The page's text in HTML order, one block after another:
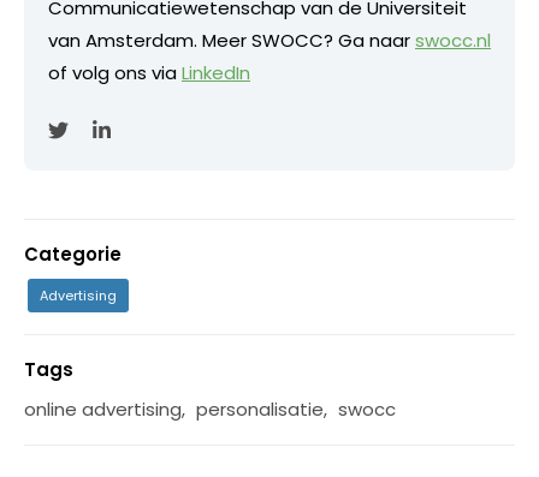
Communicatiewetenschap van de Universiteit
van Amsterdam. Meer SWOCC? Ga naarswocc.nl
of volg ons viaLinkedIn
Categorie
Advertising
Tags
online advertising, personalisatie, swocc